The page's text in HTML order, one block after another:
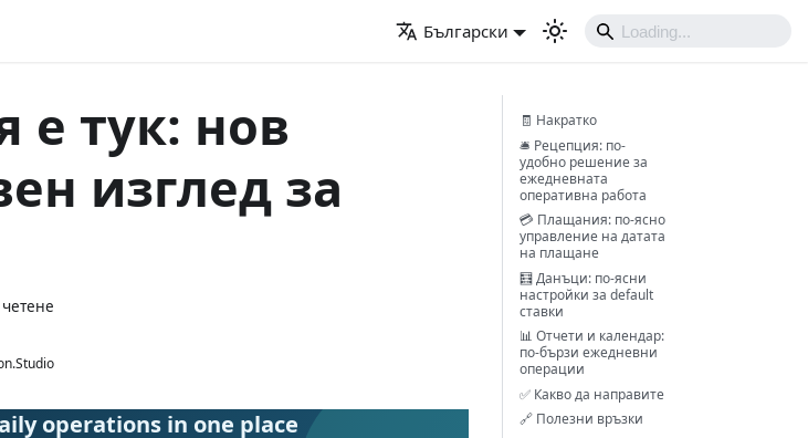
Български
е тук: нов
изглед за
🧾 Накратко
🛎️ Рецепция: по-
удобно решение за
ежедневната
оперативна работа
💳 Плащания: по-ясно
управление на датата
на плащане
🧮 Данъци: по-ясни
настройки за default
ставки
📊 Отчети и календар:
по-бързи ежедневни
операции
✅ Какво да направите
🔗 Полезни връзки